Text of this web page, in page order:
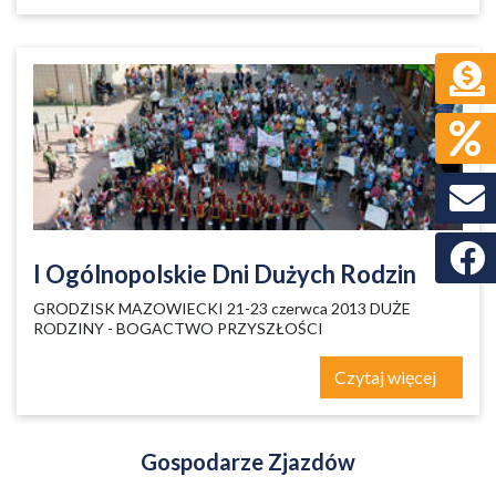
I Ogólnopolskie Dni Dużych Rodzin
GRODZISK MAZOWIECKI 21-23 czerwca 2013 DUŻE
RODZINY - BOGACTWO PRZYSZŁOŚCI
Czytaj więcej
Gospodarze Zjazdów